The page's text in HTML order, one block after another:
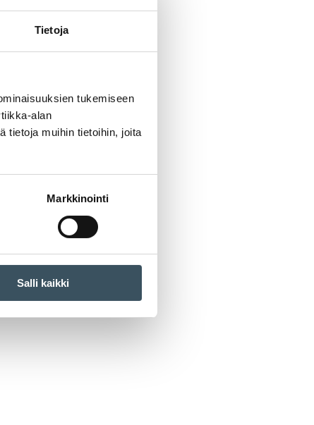
Tietoja
tukemiseen
alan
tietoja muihin tietoihin, joita
Markkinointi
Salli kaikki